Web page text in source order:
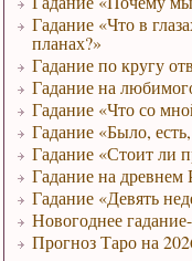
Гадание «Что в
планах?»
Гадание по кругу
Гадание на
Гадание «Что со
Гадание «Было, есть,
Гадание «Стоит ли
Гадание на древнем
Гадание «Девять
Новогоднее
Прогноз Таро на